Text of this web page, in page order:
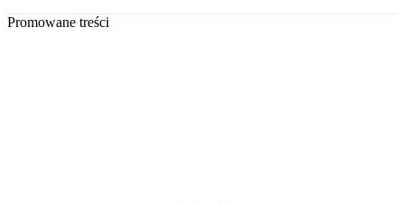
Promowane treści